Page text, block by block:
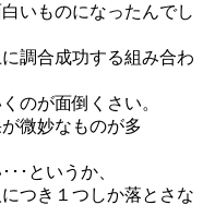
いものになったんでし
調合成功する組み合わ
のが面倒くさい。
微妙なものが多
･というか、
つき１つしか落とさな